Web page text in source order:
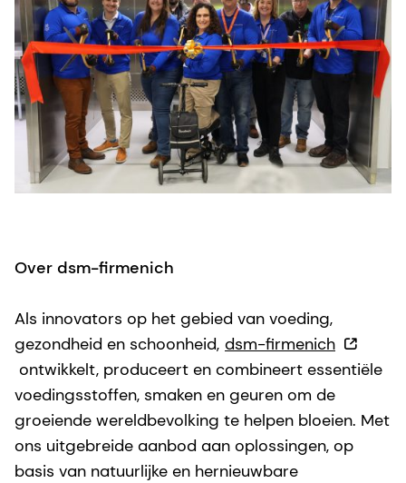
Over dsm-firmenich
Als innovators op het gebied van voeding,
gezondheid en schoonheid, dsm-firmenich
ontwikkelt, produceert en combineert essentiële
voedingsstoffen, smaken en geuren om de
groeiende wereldbevolking te helpen bloeien. Met
ons uitgebreide aanbod aan oplossingen, op
basis van natuurlijke en hernieuwbare